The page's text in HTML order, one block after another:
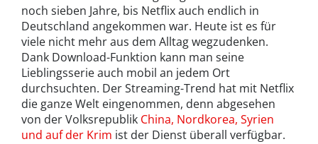
noch sieben Jahre, bis Netflix auch endlich in
Deutschland angekommen war. Heute ist es für
viele nicht mehr aus dem Alltag wegzudenken.
Dank Download-Funktion kann man seine
Lieblingsserie auch mobil an jedem Ort
durchsuchten. Der Streaming-Trend hat mit Netflix
die ganze Welt eingenommen, denn abgesehen
von der Volksrepublik China, Nordkorea, Syrien
und auf der Krim ist der Dienst überall verfügbar.